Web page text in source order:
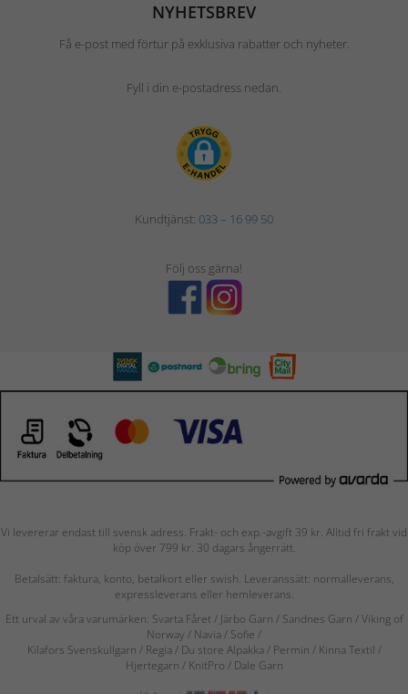
NYHETSBREV
Få e-post med förtur på exklusiva rabatter och nyheter.
Fyll i din e-postadress nedan.
Kundtjänst: 033 – 16 99 50
Följ oss gärna!
Vi levererar endast till svensk adress. Frakt- och exp.-avgift 39 kr. Alltid fri frakt vid
köp över 799 kr. 30 dagars ångerrätt.
Betalsätt: faktura, konto, betalkort eller swish. Leveranssätt: normalleverans,
expressleverans eller hemleverans.
Ett urval av våra varumärken: Svarta Fåret / Järbo Garn / Sandnes Garn / Viking of
Norway / Navia/ Sofie /
Kilafors Svenskullgarn / Regia / Du store Alpakka / Permin / Kinna Textil /
Hjertegarn / KnitPro / Dale Garn